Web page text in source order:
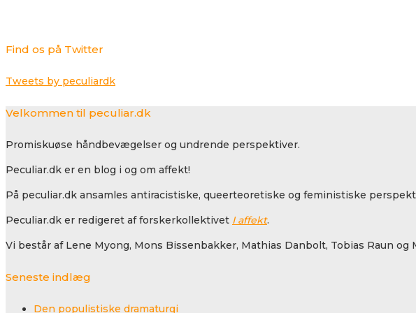
Find os på Twitter
Tweets by peculiardk
Velkommen til peculiar.dk
Promiskuøse håndbevægelser og undrende perspektiver.
Peculiar.dk er en blog i og om affekt!
På peculiar.dk ansamles antiracistiske, queerteoretiske og feministiske
Peculiar.dk er redigeret af forskerkollektivet I affekt.
Vi består af Lene Myong, Mons Bissenbakker, Mathias Danbolt, Tobias Raun og
Seneste indlæg
Den populistiske dramaturgi